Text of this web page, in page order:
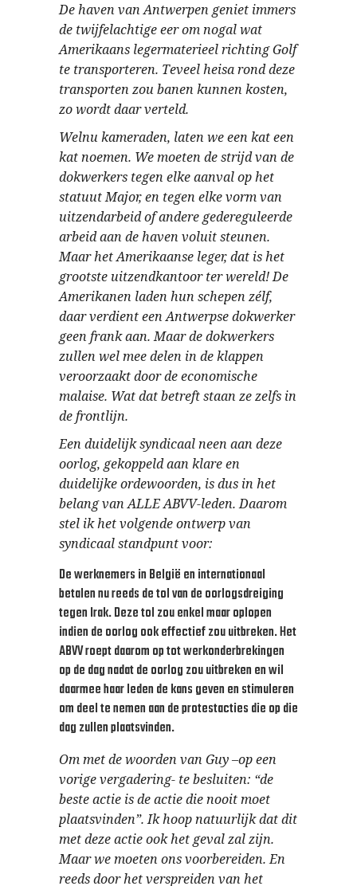
De haven van Antwerpen geniet immers
de twijfelachtige eer om nogal wat
Amerikaans legermaterieel richting Golf
te transporteren. Teveel heisa rond deze
transporten zou banen kunnen kosten,
zo wordt daar verteld.
Welnu kameraden, laten we een kat een
kat noemen. We moeten de strijd van de
dokwerkers tegen elke aanval op het
statuut Major, en tegen elke vorm van
uitzendarbeid of andere gedereguleerde
arbeid aan de haven voluit steunen.
Maar het Amerikaanse leger, dat is het
grootste uitzendkantoor ter wereld! De
Amerikanen laden hun schepen zélf,
daar verdient een Antwerpse dokwerker
geen frank aan. Maar de dokwerkers
zullen wel mee delen in de klappen
veroorzaakt door de economische
malaise. Wat dat betreft staan ze zelfs in
de frontlijn.
Een duidelijk syndicaal neen aan deze
oorlog, gekoppeld aan klare en
duidelijke ordewoorden, is dus in het
belang van ALLE ABVV-leden. Daarom
stel ik het volgende ontwerp van
syndicaal standpunt voor:
De werknemers in België en internationaal
betalen nu reeds de tol van de oorlogsdreiging
tegen Irak. Deze tol zou enkel maar oplopen
indien de oorlog ook effectief zou uitbreken. Het
ABVV roept daarom op tot werkonderbrekingen
op de dag nadat de oorlog zou uitbreken en wil
daarmee haar leden de kans geven en stimuleren
om deel te nemen aan de protestacties die op die
dag zullen plaatsvinden.
Om met de woorden van Guy –op een
vorige vergadering- te besluiten: “de
beste actie is de actie die nooit moet
plaatsvinden”. Ik hoop natuurlijk dat dit
met deze actie ook het geval zal zijn.
Maar we moeten ons voorbereiden. En
reeds door het verspreiden van het